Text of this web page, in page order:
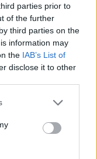
parties prior to
of the further
third parties on the
information may
the IAB’s List of
disclose it to other
AUTHOR